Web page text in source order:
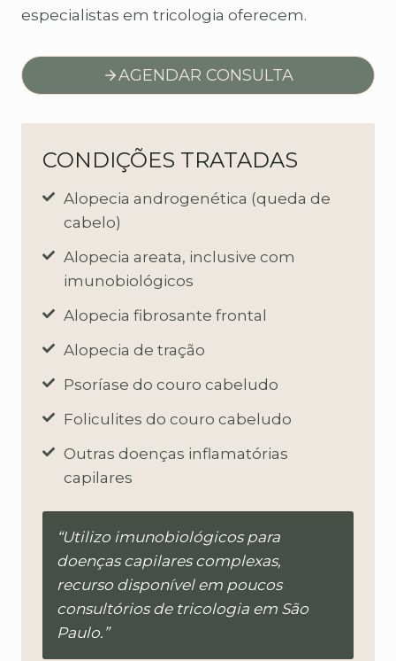
especialistas em tricologia oferecem.
AGENDAR CONSULTA
CONDIÇÕES TRATADAS
Alopecia androgenética (queda de
cabelo)
Alopecia areata, inclusive com
imunobiológicos
Alopecia fibrosante frontal
Alopecia de tração
Psoríase do couro cabeludo
Foliculites do couro cabeludo
Outras doenças inflamatórias
capilares
“Utilizo imunobiológicos para
doenças capilares complexas,
recurso disponível em poucos
consultórios de tricologia em São
Paulo.”